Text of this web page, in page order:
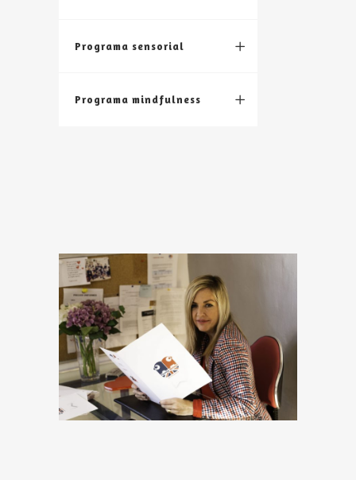
Programa sensorial
Programa mindfulness